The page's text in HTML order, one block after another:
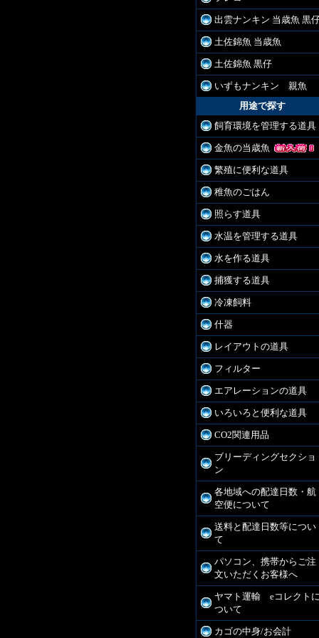
出雲ナンキン 当歳魚 黒
土佐錦魚 当歳魚
土佐錦魚 黒仔
いずもナンキン 親魚
用途で探す
飼育環境を管理する道具
金魚の当歳魚
繁殖に便利な道具
稚魚のごはん
照らす道具
水温を管理する道具
水を作る道具
捕獲する道具
冷凍飼料
什器
レイアウトの道具
フィルター
エアレーションの道具
いろいろと便利な道具
CO2関連用品
ブリーディングセクショ
ン
各地域への配達日数・航
空便について
送料と配達日数等につい
て
パソコン、携帯からご注
文いただくお客様へ
ヤマト運輸 eコレクト
ついて
カゴの中身/お会計